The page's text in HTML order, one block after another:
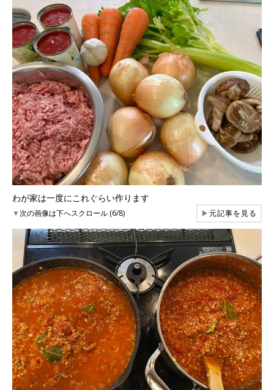
わが家は一度にこれぐらい作ります
▼次の画像は下へスクロール (6/8) ▶元記事を見る